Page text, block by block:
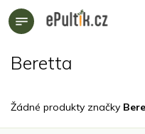
Přejít
na
Beretta
Žádné produkty značky